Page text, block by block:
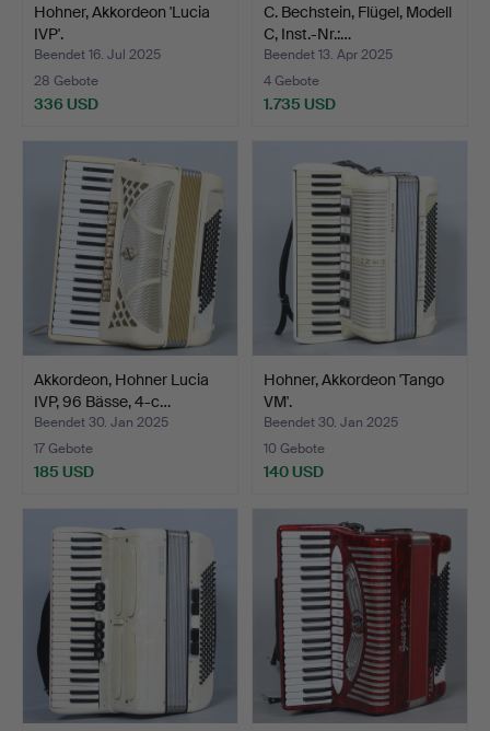
Hohner, Akkordeon 'Lucia
IVP'.
Beendet 16. Jul 2025
28 Gebote
336 USD
C. Bechstein, Flügel, Modell
C, Inst.-Nr.:…
Beendet 13. Apr 2025
4 Gebote
1.735 USD
Akkordeon, Hohner Lucia
IVP, 96 Bässe, 4-c…
Beendet 30. Jan 2025
17 Gebote
185 USD
Hohner, Akkordeon 'Tango
VM'.
Beendet 30. Jan 2025
10 Gebote
140 USD